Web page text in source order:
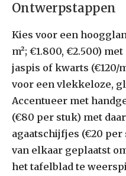
Ontwerpstappen
Kies voor een
m²; €1.800, €2.500)
jaspis of kwarts (€120/
voor een vlekkeloze,
Accentueer met
(€80 per stuk) met
agaatschijfjes (€20 per
van elkaar geplaatst
het tafelblad te